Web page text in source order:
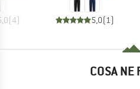
(4) 5,0(1)
COSA NE